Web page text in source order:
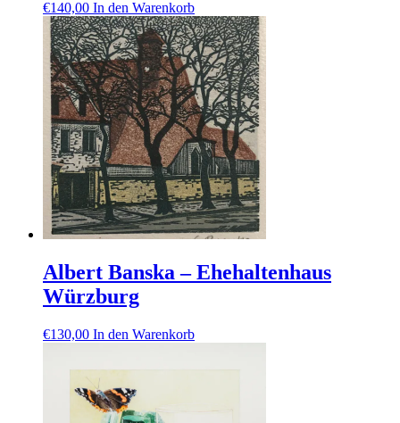
€140,00 In den Warenkorb
Albert Banska – Ehehaltenhaus
Würzburg
€130,00 In den Warenkorb